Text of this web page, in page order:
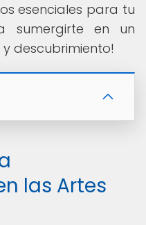
esenciales para tu
sumergirte en un
descubrimiento!
las Artes